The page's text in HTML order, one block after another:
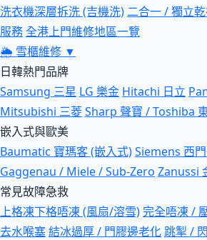
洗衣機深層拆洗 (吉機洗) 二合一 / 獨立
服務全港上門維修地區一覽
🌦 雪櫃維修 ▼
日韓熱門品牌
Samsung 三星 LG 樂金 Hitachi 日立
Mitsubishi 三菱Sharp 聲寶 / Toshiba
嵌入式與歐美
Baumatic 寶瑪客 (嵌入式)Siemens 西
Gaggenau / Miele / Sub-Zero Zanussi
常見故障急救
上格凍下格唔凍 (風扇/溶雪)完全唔凍 /
去水喉塞結冰過厚 / 門膠邊老化跳掣 /